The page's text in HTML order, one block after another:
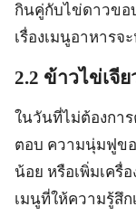
กินคู่กับไข่ดาวขอ
เรื่องเมนูอาหารจ
2.2 ข้าวไข่เจีย
ในวันที่ไม่ต้องกา
ตอบ ความนุ่มฟูขอ
น้อย หรือเพิ่มเครื่
เมนูที่ให้ความรู้สึก